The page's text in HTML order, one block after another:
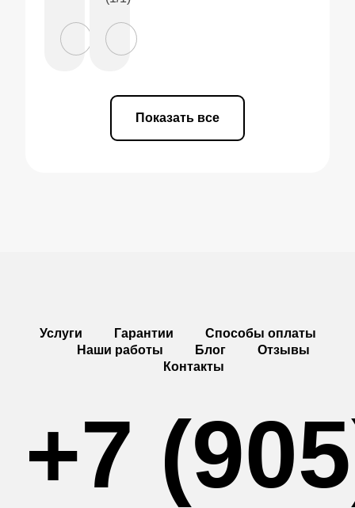
Показать все
Услуги Гарантии
Способы оплаты
Наши работы
Блог
Отзывы
Контакты
+7